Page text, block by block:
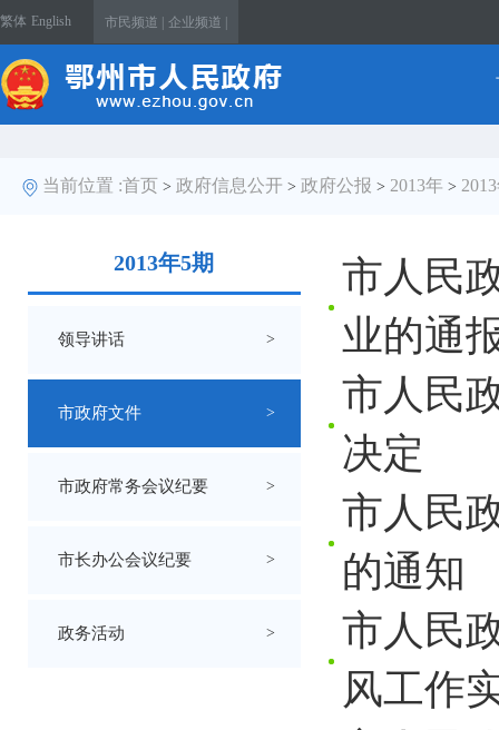
繁体 English 市民频道 | 企业频道 |
当前位置 :首页 > 政府信息公开 > 政府公报 > 2013年 >
2013年5期
领导讲话 >
市政府文件 >
市政府常务会议纪要 >
市长办公会议纪要 >
政务活动 >
市人民
业的通
市人民
决定
市人民
的通知
市人民
风工作